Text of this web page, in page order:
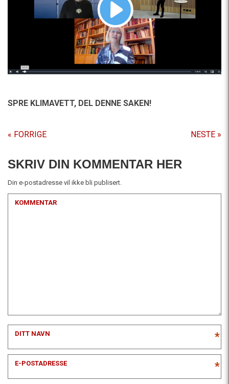
SPRE KLIMAVETT, DEL DENNE SAKEN!
« FORRIGE NESTE »
SKRIV DIN KOMMENTAR HER
Din e-postadresse vil ikke bli publisert.
KOMMENTAR
DITT NAVN *
E-POSTADRESSE *